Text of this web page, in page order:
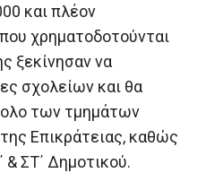
και πλέον
χρηματοδοτούνται
ξεκίνησαν να
σχολείων και θα
των τμημάτων
Επικράτειας, καθώς
& ΣΤ΄ Δημοτικού.